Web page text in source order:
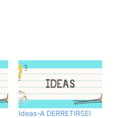
Ideas-A DERRETIRSE!